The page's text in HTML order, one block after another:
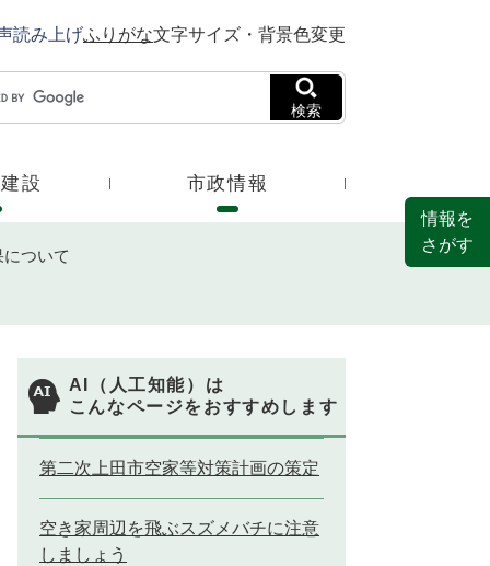
読み上げふりがな文字サイズ・背景色変更
検索
設 市政情報
について
AI（人工知能）は
こんなページをおすすめします
第二次上田市空家等対策計画の策定
空き家周辺を飛ぶスズメバチに注意
しましょう
情報を
さがす